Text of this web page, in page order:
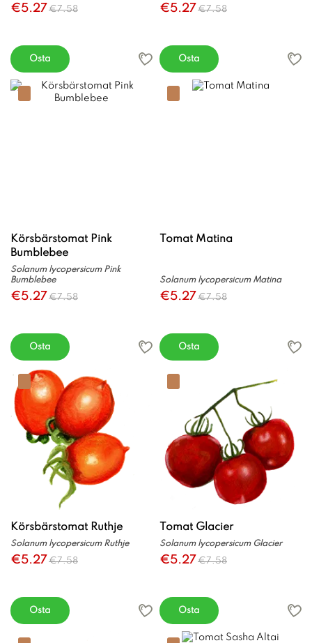
€5.27 €7.58
Osta
€5.27 €7.58
Osta
Körsbärstomat Pink
Bumblebee
Solanum lycopersicum Pink
Bumblebee
€5.27 €7.58
Osta
Tomat Matina
Solanum lycopersicum Matina
€5.27 €7.58
Osta
Körsbärstomat Ruthje
Solanum lycopersicum Ruthje
€5.27 €7.58
Osta
Tomat Glacier
Solanum lycopersicum Glacier
€5.27 €7.58
Osta